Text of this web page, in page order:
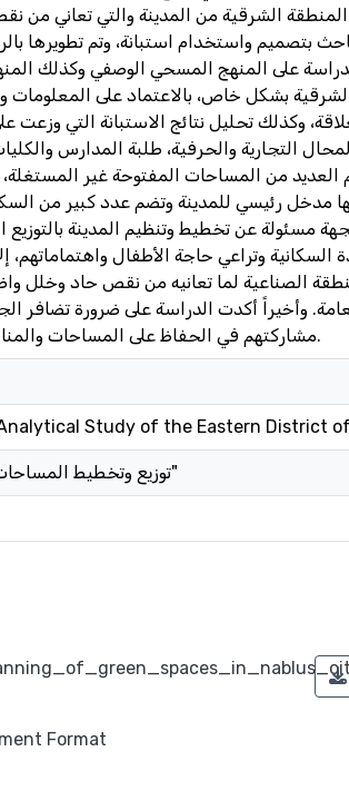
المنطقة الشرقية من المدينة والتي تعاني
بتصميم واستخدام استبانة، وتم تطويرها
على المنهج المسحي الوصفي وكذلك
بشكل خاص، بالاعتماد على المعلومات
وكذلك تحليل نتائج الاستبانة التي
التجارية والحرفية، طلبة المدارس
العديد من المساحات المفتوحة غير
مدخل رئيسي للمدينة وتضم عدد كبير من
مسئولة عن تخطيط وتنظيم المدينة
السكانية وتراعي حاجة الأطفال
الصناعية لما تعانيه من نقص حاد وخلل
وأخيراً أكدت الدراسة على ضرورة تضافر
مشاركتهم في الحفاظ على المساحات والمناطق الخضراء في مدينة نابلس بشكل عام والمنطقة الشرقية بشكل خاص.
Study of the Eastern District
توزيع وتخطيط المساحات الخضراء في مدينة نابلس"دراسة تحليلية للمنطقة الشرقية من المدينة"
Format